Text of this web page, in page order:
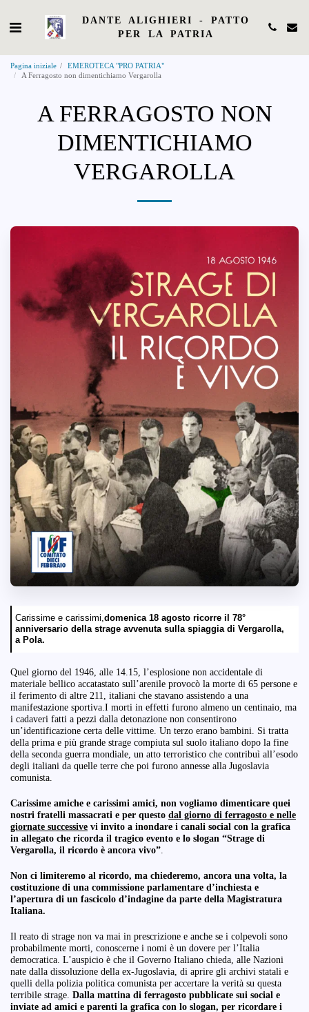
DANTE ALIGHIERI - PATTO
PER LA PATRIA
Pagina iniziale
EMEROTECA "PRO PATRIA"
A Ferragosto non dimentichiamo Vergarolla
A FERRAGOSTO NON
DIMENTICHIAMO
VERGAROLLA
Carissime e carissimi,domenica 18 agosto ricorre il 78°
anniversario della strage avvenuta sulla spiaggia di Vergarolla,
a Pola.
Quel giorno del 1946, alle 14.15, l’esplosione non accidentale di
materiale bellico accatastato sull’arenile provocò la morte di 65 persone e
il ferimento di altre 211, italiani che stavano assistendo a una
manifestazione sportiva.I morti in effetti furono almeno un centinaio, ma
i cadaveri fatti a pezzi dalla detonazione non consentirono
un’identificazione certa delle vittime. Un terzo erano bambini. Si tratta
della prima e più grande strage compiuta sul suolo italiano dopo la fine
della seconda guerra mondiale, un atto terroristico che contribuì all’esodo
degli italiani da quelle terre che poi furono annesse alla Jugoslavia
comunista.
Carissime amiche e carissimi amici, non vogliamo dimenticare quei
nostri fratelli massacrati e per questo dal giorno di ferragosto e nelle
giornate successive vi invito a inondare i canali social con la grafica
in allegato che ricorda il tragico evento e lo slogan “Strage di
Vergarolla, il ricordo è ancora vivo”.
Non ci limiteremo al ricordo, ma chiederemo, ancora una volta, la
costituzione di una commissione parlamentare d’inchiesta e
l’apertura di un fascicolo d’indagine da parte della Magistratura
Italiana.
Il reato di strage non va mai in prescrizione e anche se i colpevoli sono
probabilmente morti, conoscerne i nomi è un dovere per l’Italia
democratica. L’auspicio è che il Governo Italiano chieda, alle Nazioni
nate dalla dissoluzione della ex-Jugoslavia, di aprire gli archivi statali e
quelli della polizia politica comunista per accertare la verità su questa
terribile strage. Dalla mattina di ferragosto pubblicate sui social e
inviate ad amici e parenti la grafica con lo slogan, per ricordare i